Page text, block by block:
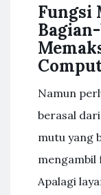
Fungsi
Namun
berasal
mutu yang
mengambil
Apalagi